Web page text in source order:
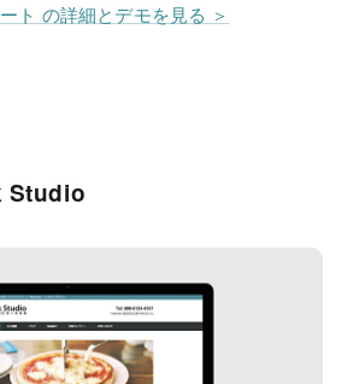
ト の詳細とデモを見る ＞
Studio